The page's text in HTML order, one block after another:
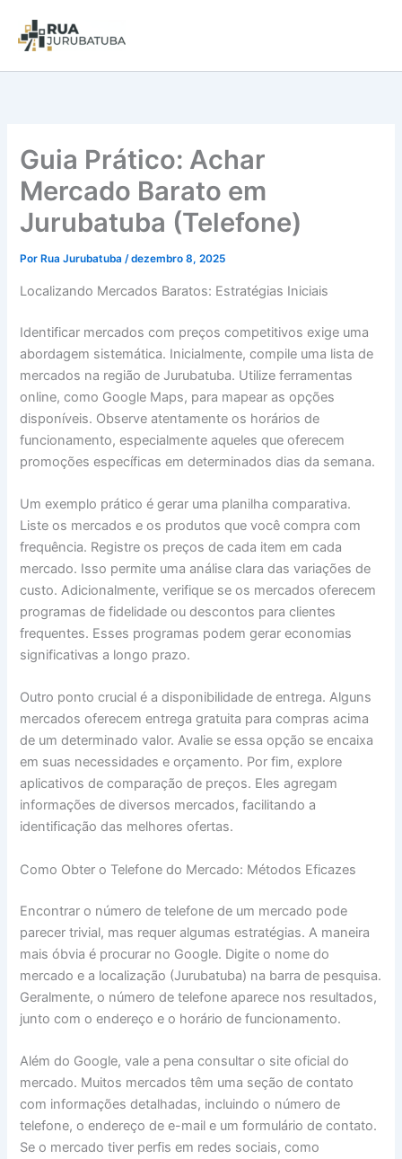
Guia Prático: Achar
Mercado Barato em
Jurubatuba (Telefone)
Por Rua Jurubatuba/dezembro 8, 2025
Localizando Mercados Baratos: Estratégias Iniciais
Identificar mercados com preços competitivos exige uma
abordagem sistemática. Inicialmente, compile uma lista de
mercados na região de Jurubatuba. Utilize ferramentas
online, como Google Maps, para mapear as opções
disponíveis. Observe atentamente os horários de
funcionamento, especialmente aqueles que oferecem
promoções específicas em determinados dias da semana.
Um exemplo prático é gerar uma planilha comparativa.
Liste os mercados e os produtos que você compra com
frequência. Registre os preços de cada item em cada
mercado. Isso permite uma análise clara das variações de
custo. Adicionalmente, verifique se os mercados oferecem
programas de fidelidade ou descontos para clientes
frequentes. Esses programas podem gerar economias
significativas a longo prazo.
Outro ponto crucial é a disponibilidade de entrega. Alguns
mercados oferecem entrega gratuita para compras acima
de um determinado valor. Avalie se essa opção se encaixa
em suas necessidades e orçamento. Por fim, explore
aplicativos de comparação de preços. Eles agregam
informações de diversos mercados, facilitando a
identificação das melhores ofertas.
Como Obter o Telefone do Mercado: Métodos Eficazes
Encontrar o número de telefone de um mercado pode
parecer trivial, mas requer algumas estratégias. A maneira
mais óbvia é procurar no Google. Digite o nome do
mercado e a localização (Jurubatuba) na barra de pesquisa.
Geralmente, o número de telefone aparece nos resultados,
junto com o endereço e o horário de funcionamento.
Além do Google, vale a pena consultar o site oficial do
mercado. Muitos mercados têm uma seção de contato
com informações detalhadas, incluindo o número de
telefone, o endereço de e-mail e um formulário de contato.
Se o mercado tiver perfis em redes sociais, como